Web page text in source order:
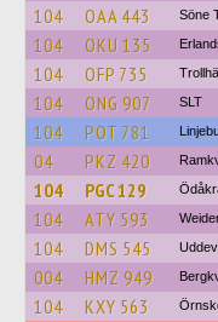
104 OAA 443 Söne
104 OKU 135
104 OFP 735
104 ONG 907 SLT
104 POT 781
04 PKZ 420
104 PGC 129
104 ATY 593
104 DMS 545
004 HMZ 949
104 KXY 563